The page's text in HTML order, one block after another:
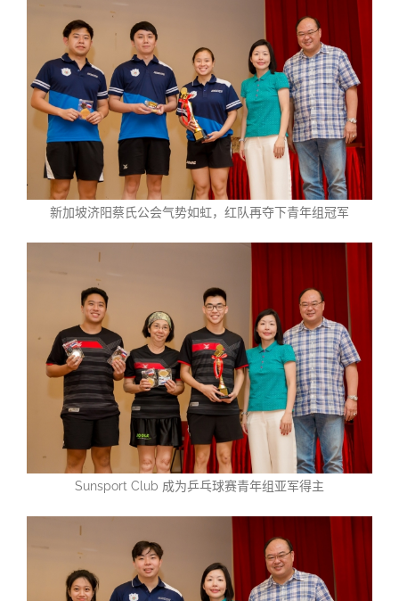
新加坡济阳蔡氏公会气势如虹，红队再夺下青年组冠军
Sunsport Club 成为乒乓球赛青年组亚军得主